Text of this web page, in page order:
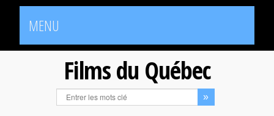
MENU
Films du Québec